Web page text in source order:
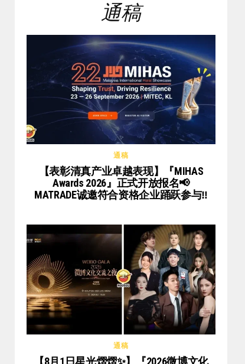
通稿
通稿
【表彰清真产业卓越表现】『MIHAS
Awards 2026』正式开放报名📢
MATRADE诚邀符合资格企业踊跃参与‼️
通稿
【8月1日星光熠熠✨】『2026微博文化